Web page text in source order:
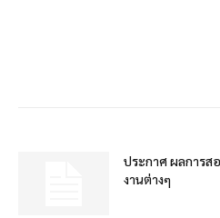
ประกาศ ผลการส
งานต่างๆ